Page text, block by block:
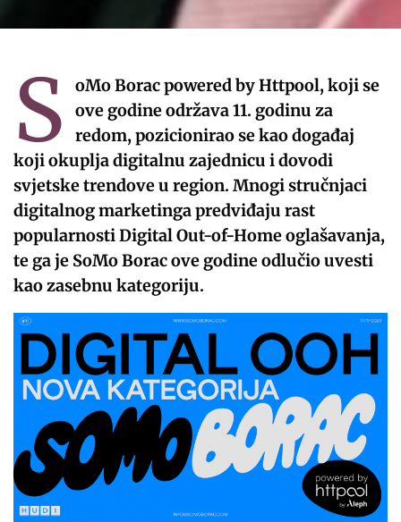
S
oMo Borac powered by Httpool, koji se
ove godine održava 11. godinu za
redom, pozicionirao se kao događaj
koji okuplja digitalnu zajednicu i dovodi
svjetske trendove u region. Mnogi stručnjaci
digitalnog marketinga predviđaju rast
popularnosti Digital Out-of-Home oglašavanja,
te ga je SoMo Borac ove godine odlučio uvesti
kao zasebnu kategoriju.